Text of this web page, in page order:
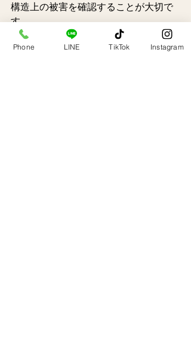
構造上の被害を確認することが大切で
す 。
Phone LINE TikTok Instagram